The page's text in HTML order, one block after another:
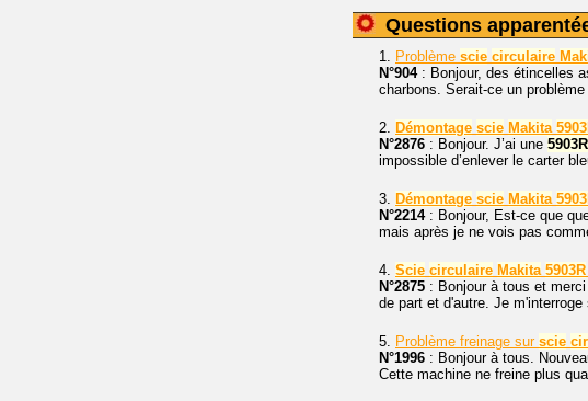
Questions
1. Problème scie circulaire
N°904: Bonjour, des étincelles
charbons. Serait-ce un
2. Démontage scie Makita
N°2876 : Bonjour. J’ai une 5903R
impossible d’enlever le carter
3. Démontage scie Makita
N°2214: Bonjour, Est-ce que
mais après je ne vois pas
4. Scie circulaire Makita 5903R
N°2875 : Bonjour à tous et
de part et d'autre. Je
5. Problème freinage sur scie
N°1996 : Bonjour à tous.
Cette machine ne freine plus